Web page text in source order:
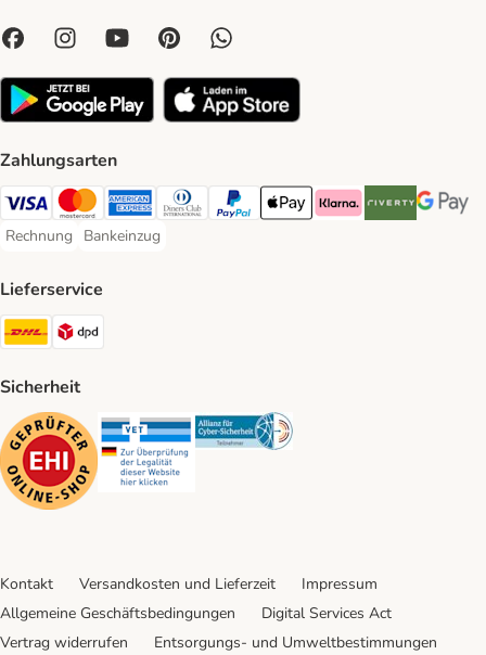
Zahlungsarten
Visa Payment Method
Mastercard Payment Method
American Express Payment Method
Diners Club Payment Method
PayPal Payment Method
Apple Pay Payment Method
Klarna Payment Method
Riverty Payment
Google
Rechnung
Rechnung Payment Method
Bankeinzug
Bankeinzug Payment Method
Lieferservice
DHL Shipping Method
Sicherheit
Security Security Security
Kontakt Versandkosten und Lieferzeit
Impressum
Allgemeine Geschäftsbedingungen
Digital Services Act
Vertrag widerrufen
Entsorgungs- und Umweltbestimmungen